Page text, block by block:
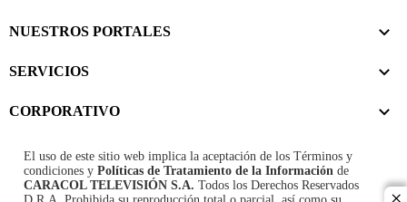
NUESTROS PORTALES
SERVICIOS
CORPORATIVO
El uso de este sitio web implica la aceptación de los Términos y
condiciones y Políticas de Tratamiento de la Información de
CARACOL TELEVISIÓN S.A. Todos los Derechos Reservados